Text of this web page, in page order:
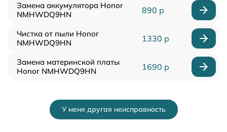
Замена аккумулятора Honor
NMHWDQ9HN
890 р
Чистка от пыли Honor
NMHWDQ9HN
1330 р
Замена материнской платы
Honor NMHWDQ9HN
1690 р
У меня другая неисправность